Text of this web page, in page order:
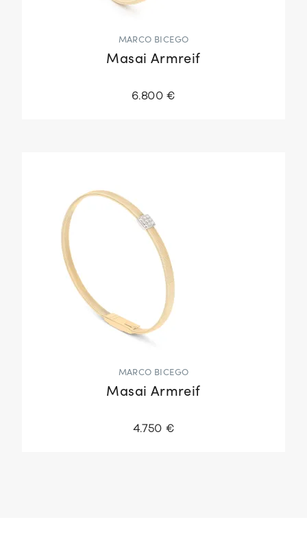
MARCO BICEGO
Masai Armreif
6.800 €
MARCO BICEGO
Masai Armreif
4.750 €